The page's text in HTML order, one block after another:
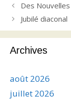
Des Nouvelles
Jubilé diaconal
Archives
août 2026
juillet 2026